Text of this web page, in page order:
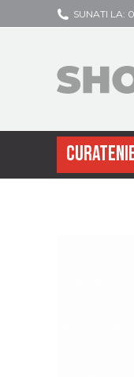
SUNATI LA: